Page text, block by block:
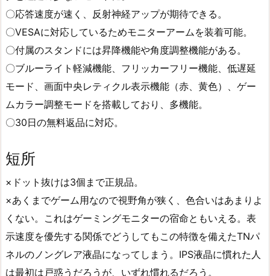
〇応答速度が速く、反射神経アップが期待できる。
〇VESAに対応しているためモニターアームを装着可能。
〇付属のスタンドには昇降機能や角度調整機能がある。
〇ブルーライト軽減機能、フリッカーフリー機能、低遅延
モード、画面中央レティクル表示機能（赤、黄色）、ゲー
ムカラー調整モードを搭載しており、多機能。
〇30日の無料返品に対応。
短所
×ドット抜けは3個まで正規品。
×あくまでゲーム用なので視野角が狭く、色合いはあまりよ
くない。これはゲーミングモニターの宿命ともいえる。表
示速度を優先する関係でどうしてもこの特徴を備えたTNパ
ネルのノングレア液晶になってしまう。IPS液晶に慣れた人
は最初は戸惑うだろうが、いずれ慣れるだろう。